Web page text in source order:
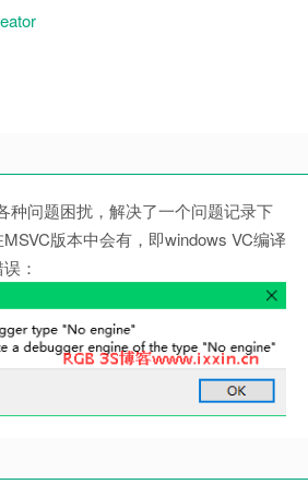
种问题困扰，解决了一个问题记录下
版本中会有，即windows VC编译
：